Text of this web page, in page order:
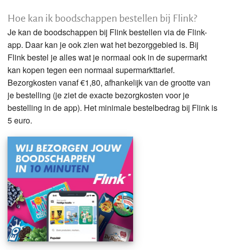
Hoe kan ik boodschappen bestellen bij Flink?
Je kan de boodschappen bij Flink bestellen via de Flink-
app. Daar kan je ook zien wat het bezorggebied is. Bij
Flink bestel je alles wat je normaal ook in de supermarkt
kan kopen tegen een normaal supermarkttarief.
Bezorgkosten vanaf €1,80, afhankelijk van de grootte van
je bestelling (je ziet de exacte bezorgkosten voor je
bestelling in de app). Het minimale bestelbedrag bij Flink is
5 euro.